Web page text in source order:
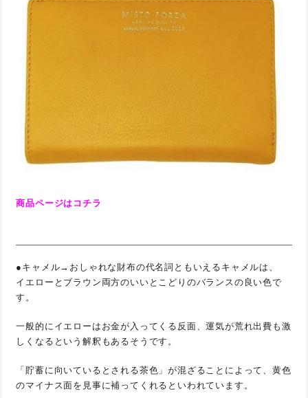
商品ページはコチラ
●キャメル→おしゃれな財布の代名詞ともいえるキャメルは、
イエローとブラウン両方のいいとこどりのバランスの良い色で
す。
一般的にイエローはお金が入ってくる反面、運気が荒れ出費も激
しくなるという解釈もあるそうです。
「貯蓄に向いているとされる茶色」が混ざることによって、黄色
のマイナス面を見事に補ってくれるといわれています。